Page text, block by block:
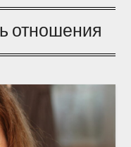
отношения